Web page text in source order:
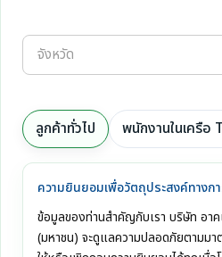
ลูกค้าทั่วไป พนักงานในเครือ
ความยินยอมเพื่อวัตถุประสงค์ทางก
ข้อมูลของท่านสำคัญกับเรา บริษัท อา
(มหาชน) จะดูแลความปลอดภัยตามมา